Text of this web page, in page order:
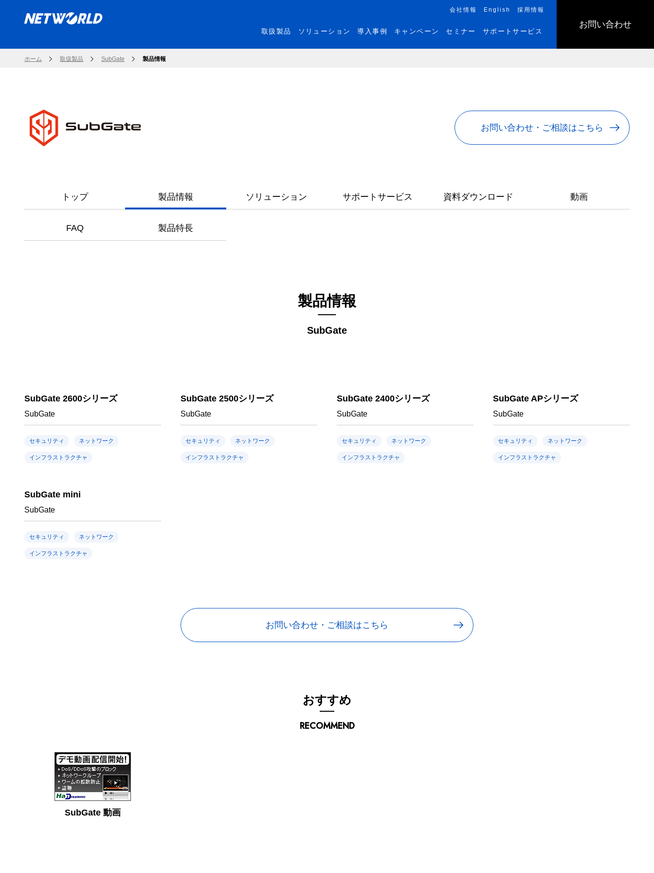
お問い合わせ
会社情報 English 採用情報
取扱製品 ソリューション 導入事例 キャンペーン セミナー サポートサービス
ホーム 取扱製品 SubGate 製品情報
お問い合わせ・ご相談はこちら
トップ 製品情報 ソリューション サポートサービス 資料ダウンロード 動画
FAQ 製品特長
SubGate
製品情報
SubGate 2600シリーズ
SubGate
セキュリティ ネットワーク
インフラストラクチャ
SubGate 2500シリーズ
SubGate
セキュリティ ネットワーク
インフラストラクチャ
SubGate 2400シリーズ
SubGate
セキュリティ ネットワーク
インフラストラクチャ
SubGate APシリーズ
SubGate
セキュリティ ネットワーク
インフラストラクチャ
SubGate mini
SubGate
セキュリティ ネットワーク
インフラストラクチャ
お問い合わせ・ご相談はこちら
RECOMMEND
おすすめ
SubGate 動画